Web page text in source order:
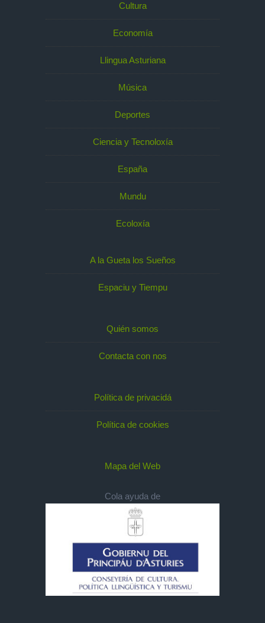
Cultura
Economía
Llingua Asturiana
Música
Deportes
Ciencia y Tecnoloxía
España
Mundu
Ecoloxía
A la Gueta los Sueños
Espaciu y Tiempu
Quién somos
Contacta con nos
Política de privacidá
Política de cookies
Mapa del Web
Cola ayuda de